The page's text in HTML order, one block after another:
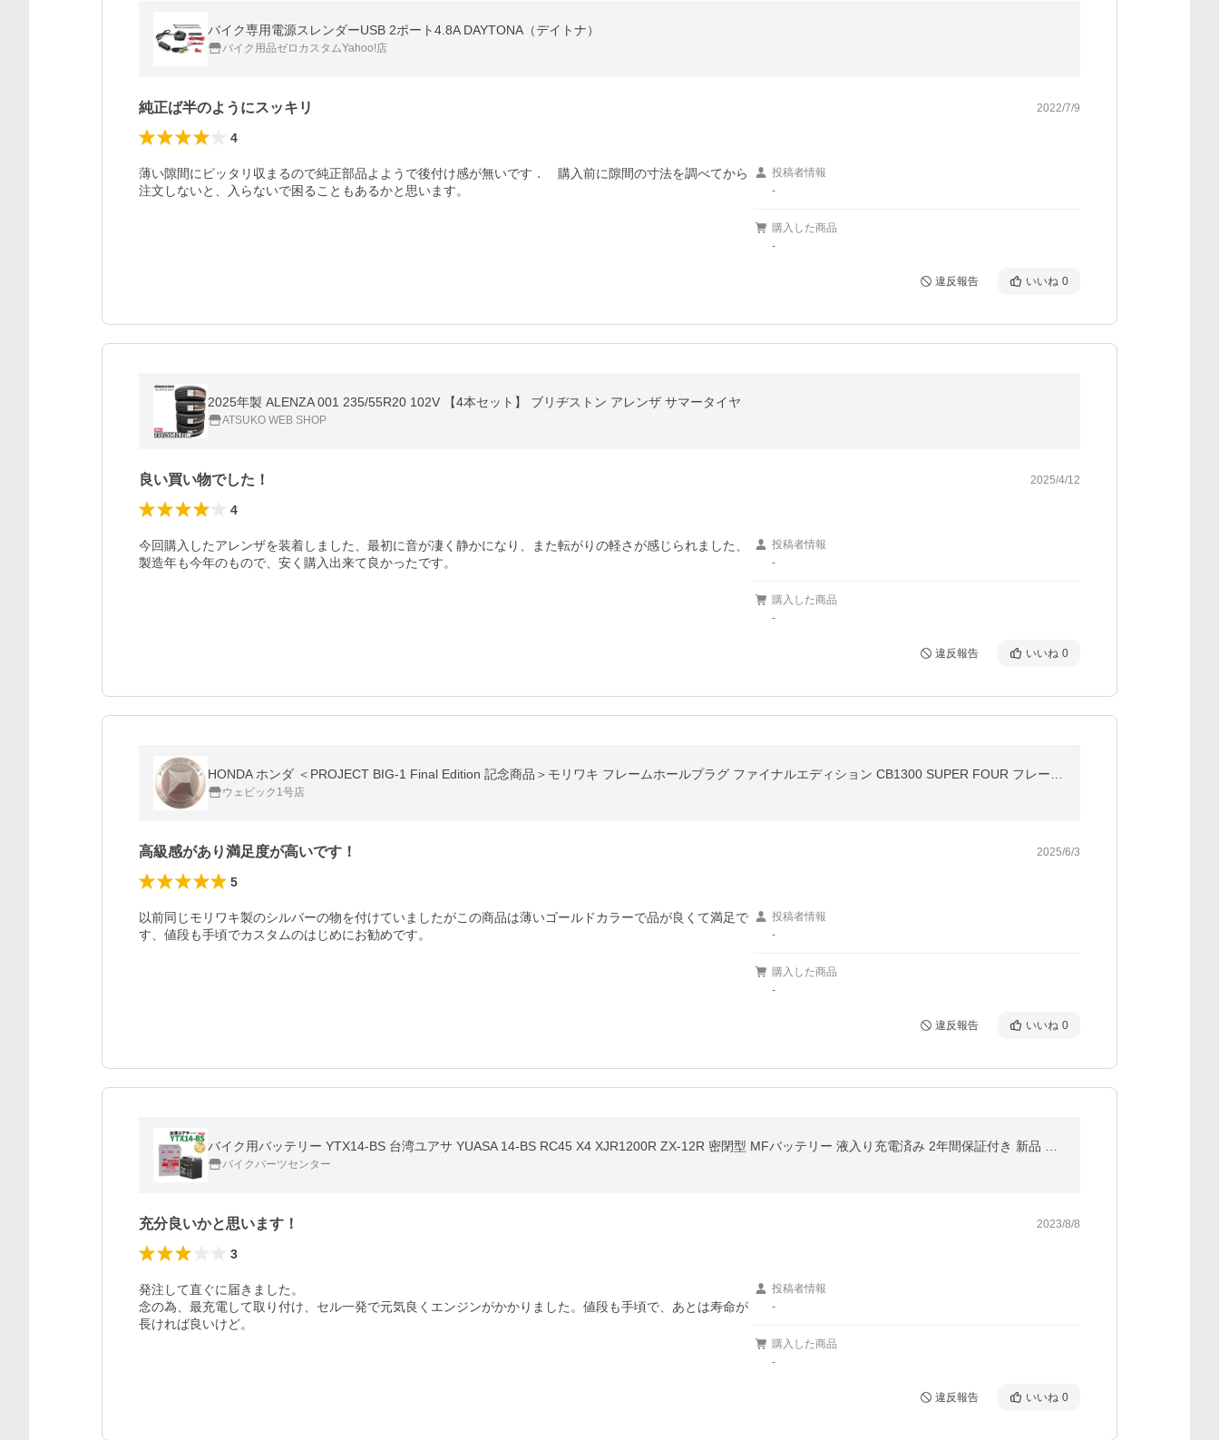
バイク専用電源スレンダーUSB 2ポート4.8A DAYTONA（デイトナ）
バイク用品ゼロカスタムYahoo!店
純正ば半のようにスッキリ 2022/7/9
4
薄い隙間にピッタリ収まるので純正部品よようで後付け感が無いです．　購入前に隙間の寸法を調べてから
注文しないと、入らないで困ることもあるかと思います。
投稿者情報
-
購入した商品
-
違反報告 いいね 0
2025年製 ALENZA 001 235/55R20 102V 【4本セット】 ブリヂストン アレンザ サマータイヤ
ATSUKO WEB SHOP
良い買い物でした！ 2025/4/12
4
今回購入したアレンザを装着しました、最初に音が凄く静かになり、また転がりの軽さが感じられました、
製造年も今年のもので、安く購入出来て良かったです。
投稿者情報
-
購入した商品
-
違反報告 いいね 0
ウェビック1号店
高級感があり満足度が高いです！ 2025/6/3
5
以前同じモリワキ製のシルバーの物を付けていましたがこの商品は薄いゴールドカラーで品が良くて満足で
す、値段も手頃でカスタムのはじめにお勧めです。
投稿者情報
-
購入した商品
-
違反報告 いいね 0
バイクパーツセンター
充分良いかと思います！ 2023/8/8
3
発注して直ぐに届きました。
念の為、最充電して取り付け、セル一発で元気良くエンジンがかかりました。値段も手頃で、あとは寿命が
長ければ良いけど。
投稿者情報
-
購入した商品
-
違反報告 いいね 0